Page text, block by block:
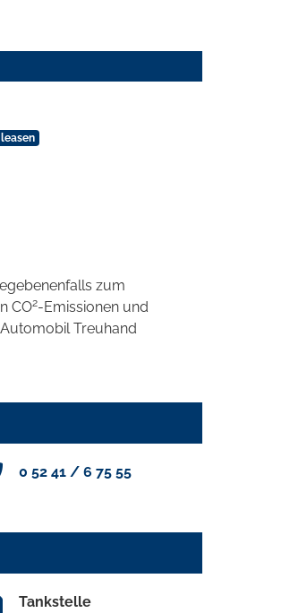
zum
CO2-Emissionen und
Treuhand
0 52 41 / 6 75 55
Tankstelle